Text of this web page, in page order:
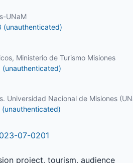
UNaM
Ministerio de Turismo Misiones
Universidad Nacional de Misiones
07-0201
project, tourism, audience